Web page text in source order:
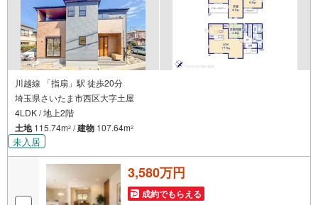
川越線 「指扇」駅 徒歩20分
埼玉県さいたま市西区大字土屋
4LDK / 地上2階
土地115.74m2 /建物 107.64m2
未入居
3,580万円
成約でもらえる